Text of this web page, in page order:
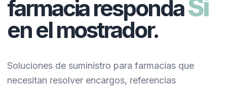
farmacia respondaSí
en el mostrador.
Soluciones de suministro para farmacias que
necesitan resolver encargos, referencias